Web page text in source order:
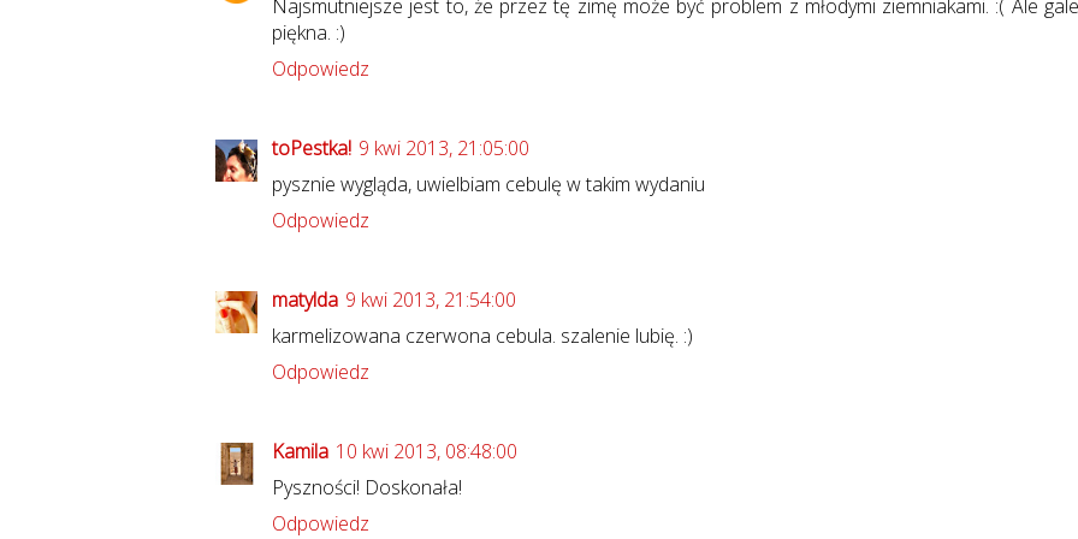
Najsmutniejsze jest to, że przez tę zimę może być problem z młodymi ziemniakami. :( Ale
piękna. :)
Odpowiedz
toPestka! 9 kwi 2013, 21:05:00
pysznie wygląda, uwielbiam cebulę w takim wydaniu
Odpowiedz
matylda 9 kwi 2013, 21:54:00
karmelizowana czerwona cebula. szalenie lubię. :)
Odpowiedz
Kamila 10 kwi 2013, 08:48:00
Pyszności! Doskonała!
Odpowiedz